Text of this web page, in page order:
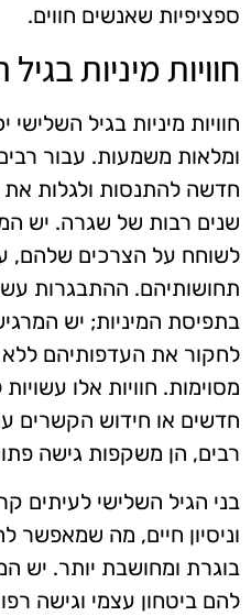
ספציפיות שאנשים חווים.
חוויות מיניות
חוויות מיניות בגיל השלישי
ומלאות משמעות. עבור
חדשה להתנסות ולגלות
שנים רבות של שגרה. יש
לשוחח על הצרכים שלהם,
תחושותיהם. ההתבגרות
בתפיסת המיניות; יש
לחקור את העדפותיהם ללא
מסוימות. חוויות אלו
חדשים או חידוש הקשרים
רבים, הן משקפות גישה
בני הגיל השלישי לעיתים
וניסיון חיים, מה שמאפשר
בוגרת ומחושבת יותר. יש
להם ביטחון עצמי וגישה